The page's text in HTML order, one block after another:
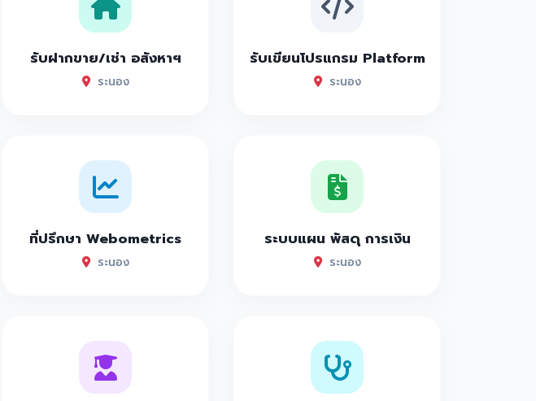
รับฝากขาย/เช่า อสังหาฯ
ระนอง
รับเขียนโปรแกรม Platform
ระนอง
ที่ปรึกษา Webometrics
ระนอง
ระบบแผน พัสดุ การเงิน
ระนอง